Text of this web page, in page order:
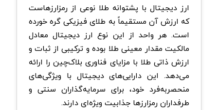
ارز دیجیتال با پشتوانه طلا نوعی از رمزارزهاست
که ارزش آن مستقیماً به طلای فیزیکی گره خورده
است. هر واحد از این نوع ارز دیجیتال معادل
مالکیت مقدار معینی طلا بوده و ترکیبی از ثبات و
ارزش ذاتی طلا با مزایای فناوری بلاک‌چین را ارائه
می‌دهد. این دارایی‌های دیجیتال با ویژگی‌های
منحصربه‌فرد خود، برای سرمایه‌گذاران سنتی و
طرفداران رمزارزها جذابیت ویژه‌ای دارند.